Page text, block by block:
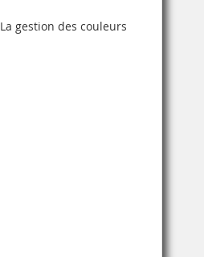
La gestion des couleurs